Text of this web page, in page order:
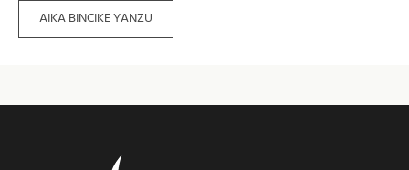
AIKA BINCIKE YANZU